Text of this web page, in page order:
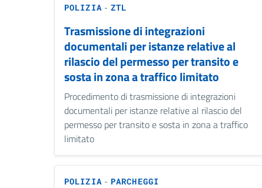
POLIZIA-ZTL
Trasmissione di integrazioni
documentali per istanze relative al
rilascio del permesso per transito e
sosta in zona a traffico limitato
Procedimento di trasmissione di integrazioni
documentali per istanze relative al rilascio del
permesso per transito e sosta in zona a traffico
limitato
POLIZIA- PARCHEGGI